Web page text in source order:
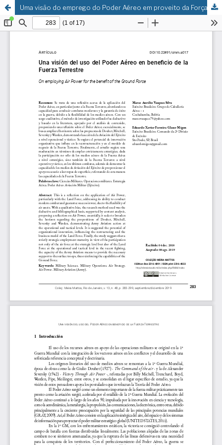
Uma visão do emprego do Poder Aéreo em proveito da Força Terrestre